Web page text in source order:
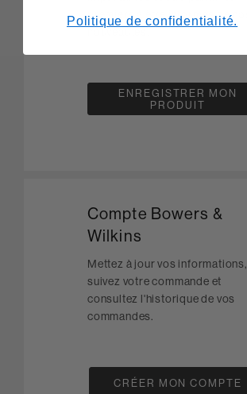
premiers à être informés de nos
nouveautés.
ENREGISTRER MON
PRODUIT
Compte Bowers &
Wilkins
Mettez à jour vos informations,
suivez votre commande et
consultez l'historique de vos
commandes.
CRÉER MON COMPTE
Politique de confidentialité.